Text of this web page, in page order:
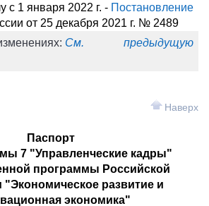
с 1 января 2022 г. - Постановление
от 25 декабря 2021 г. № 2489
См. предыдущую
Паспорт
7 "Управленческие кадры"
программы Российской
развитие и
экономика"
Наверх